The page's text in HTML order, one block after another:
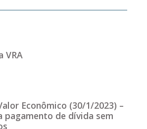
VRA
Econômico (30/1/2023) –
pagamento de dívida sem